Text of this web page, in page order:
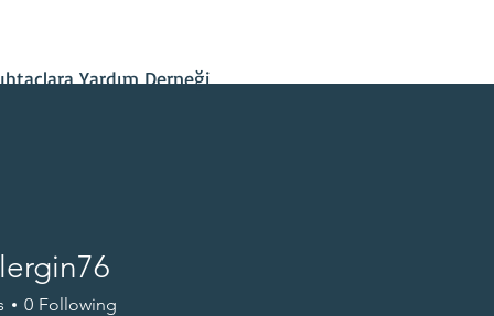
Yardım Derneği
0 Following